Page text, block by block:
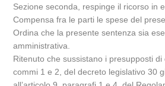
Sezione seconda, respinge il ricorso in
Compensa fra le parti le spese del
Ordina che la presente sentenza sia
amministrativa.
Ritenuto che sussistano i presupposti di
commi 1 e 2, del decreto legislativo 30